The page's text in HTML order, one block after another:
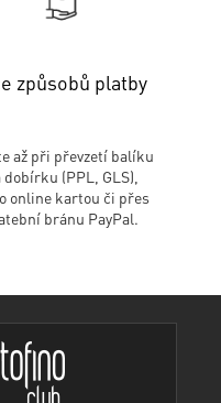
způsobů platby
až při převzetí balíku
dobírku (PPL, GLS),
online kartou či přes
bránu PayPal.